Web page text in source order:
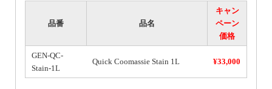
品番 品名
キャン
ペーン
価格
GEN-QC-
Stain-1L
Quick Coomassie Stain 1L ¥33,000